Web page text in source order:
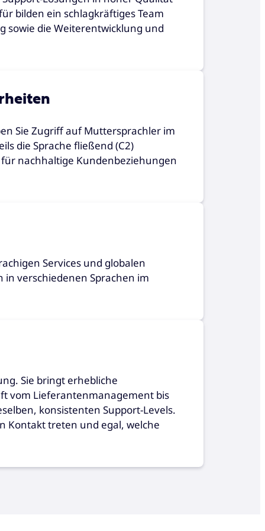
bilden ein schlagkräftiges Team
sowie die Weiterentwicklung und
Sie Zugriff auf Muttersprachler im
die Sprache fließend (C2)
nachhaltige Kundenbeziehungen
Services und globalen
verschiedenen Sprachen im
Sie bringt erhebliche
vom Lieferantenmanagement bis
konsistenten Support-Levels.
Kontakt treten und egal, welche